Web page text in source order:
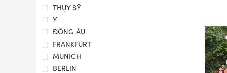
THỤY SỸ
Ý
ĐÔNG ÂU
FRANKFURT
MUNICH
BERLIN